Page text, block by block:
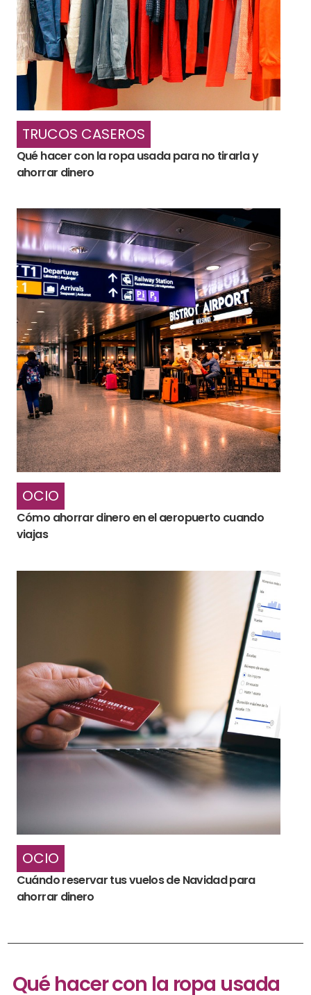
TRUCOS CASEROS
Qué hacer con la ropa usada para no tirarla y
ahorrar dinero
OCIO
Cómo ahorrar dinero en el aeropuerto cuando
viajas
OCIO
Cuándo reservar tus vuelos de Navidad para
ahorrar dinero
Qué hacer con la ropa usada